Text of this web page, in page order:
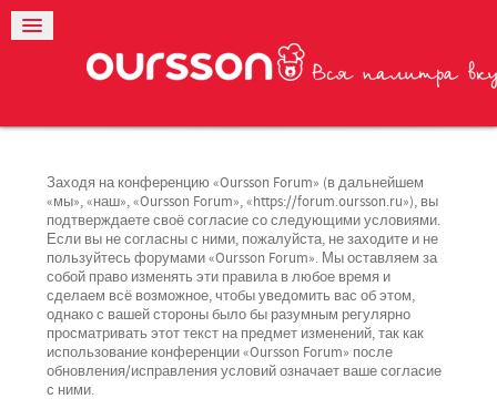
Заходя на конференцию «Oursson Forum» (в дальнейшем
«мы», «наш», «Oursson Forum», «https://forum.oursson.ru»), вы
подтверждаете своё согласие со следующими условиями.
Если вы не согласны с ними, пожалуйста, не заходите и не
пользуйтесь форумами «Oursson Forum». Мы оставляем за
собой право изменять эти правила в любое время и
сделаем всё возможное, чтобы уведомить вас об этом,
однако с вашей стороны было бы разумным регулярно
просматривать этот текст на предмет изменений, так как
использование конференции «Oursson Forum» после
обновления/исправления условий означает ваше согласие
с ними.